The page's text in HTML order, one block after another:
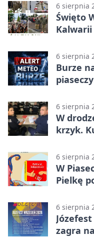
6 sierpnia
Święto
Kalwarii
6 sierpnia
Burze
6 sierpnia
W
krzyk.
6 sierpnia
W
Pielkę
6 sierpnia
zagra